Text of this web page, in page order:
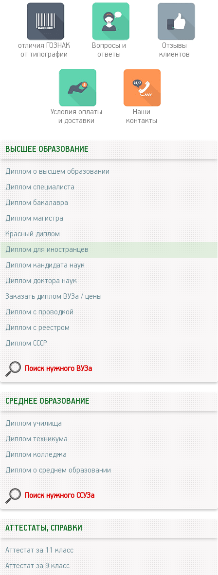
отличия ГОЗНАК
от типографии
Вопросы и
ответы
Отзывы
клиентов
Условия оплаты
и доставки
Наши
контакты
ВЫСШЕЕ ОБРАЗОВАНИЕ
Диплом о высшем образовании
Диплом специалиста
Диплом бакалавра
Диплом магистра
Красный диплом
Диплом для иностранцев
Диплом кандидата наук
Диплом доктора наук
Заказать диплом ВУЗа / цены
Диплом с проводкой
Диплом с реестром
Диплом СССР
Поиск нужного ВУЗа
СРЕДНЕЕ ОБРАЗОВАНИЕ
Диплом училища
Диплом техникума
Диплом колледжа
Диплом о среднем образовании
Поиск нужного ССУЗа
АТТЕСТАТЫ, СПРАВКИ
Аттестат за 11 класс
Аттестат за 9 класс